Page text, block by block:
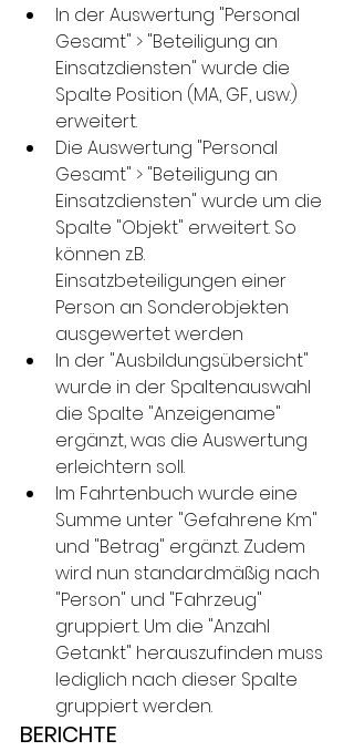
In der Auswertung "Personal
Gesamt" > "Beteiligung an
Einsatzdiensten" wurde die
Spalte Position (MA, GF, usw.)
erweitert.
Die Auswertung "Personal
Gesamt" > "Beteiligung an
Einsatzdiensten" wurde um die
Spalte "Objekt" erweitert. So
können z.B.
Einsatzbeteiligungen einer
Person an Sonderobjekten
ausgewertet werden
In der "Ausbildungsübersicht"
wurde in der Spaltenauswahl
die Spalte "Anzeigename"
ergänzt, was die Auswertung
erleichtern soll.
Im Fahrtenbuch wurde eine
Summe unter "Gefahrene Km"
und "Betrag" ergänzt. Zudem
wird nun standardmäßig nach
"Person" und "Fahrzeug"
gruppiert. Um die "Anzahl
Getankt" herauszufinden muss
lediglich nach dieser Spalte
gruppiert werden.
BERICHTE